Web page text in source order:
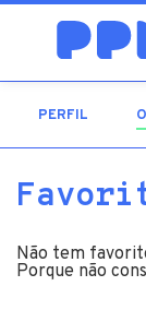
PERFIL
Não tem
Porque não